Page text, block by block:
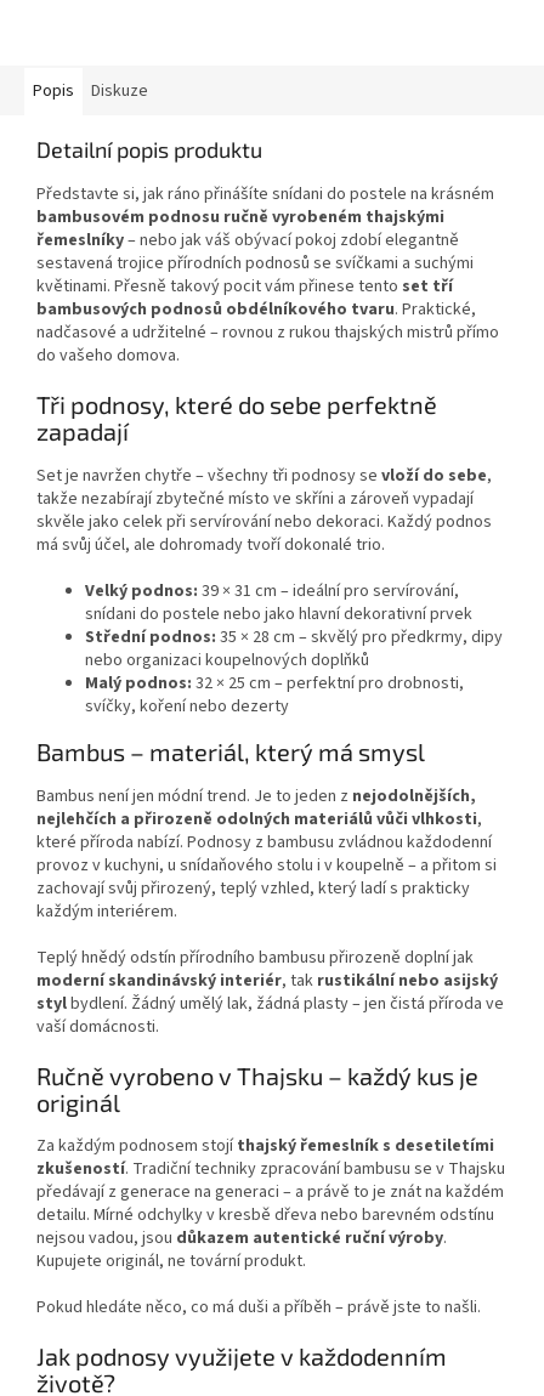
Popis Diskuze
Detailní popis produktu
Představte si, jak ráno přinášíte snídani do postele na krásném
bambusovém podnosu ručně vyrobeném thajskými
řemeslníky– nebo jak váš obývací pokoj zdobí elegantně
sestavená trojice přírodních podnosů se svíčkami a suchými
květinami. Přesně takový pocit vám přinese tento set tří
bambusových podnosů obdélníkového tvaru. Praktické,
nadčasové a udržitelné – rovnou z rukou thajských mistrů přímo
do vašeho domova.
Tři podnosy, které do sebe perfektně
zapadají
Set je navržen chytře – všechny tři podnosy se vloží do sebe,
takže nezabírají zbytečné místo ve skříni a zároveň vypadají
skvěle jako celek při servírování nebo dekoraci. Každý podnos
má svůj účel, ale dohromady tvoří dokonalé trio.
Velký podnos: 39 × 31 cm – ideální pro servírování,
snídani do postele nebo jako hlavní dekorativní prvek
Střední podnos: 35 × 28 cm – skvělý pro předkrmy, dipy
nebo organizaci koupelnových doplňků
Malý podnos: 32 × 25 cm – perfektní pro drobnosti,
svíčky, koření nebo dezerty
Bambus – materiál, který má smysl
Bambus není jen módní trend. Je to jeden z nejodolnějších,
nejlehčích a přirozeně odolných materiálů vůči vlhkosti,
které příroda nabízí. Podnosy z bambusu zvládnou každodenní
provoz v kuchyni, u snídaňového stolu i v koupelně – a přitom si
zachovají svůj přirozený, teplý vzhled, který ladí s prakticky
každým interiérem.
Teplý hnědý odstín přírodního bambusu přirozeně doplní jak
moderní skandinávský interiér, tak rustikální nebo asijský
stylbydlení. Žádný umělý lak, žádná plasty – jen čistá příroda ve
vaší domácnosti.
Ručně vyrobeno v Thajsku – každý kus je
originál
Za každým podnosem stojíthajský řemeslník s desetiletími
zkušeností. Tradiční techniky zpracování bambusu se v Thajsku
předávají z generace na generaci – a právě to je znát na každém
detailu. Mírné odchylky v kresbě dřeva nebo barevném odstínu
nejsou vadou, jsou důkazem autentické ruční výroby.
Kupujete originál, ne tovární produkt.
Pokud hledáte něco, co má duši a příběh – právě jste to našli.
Jak podnosy využijete v každodenním
životě?